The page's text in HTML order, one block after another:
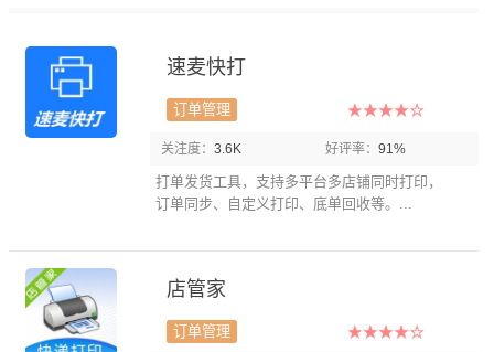
速麦快打
订单管理
关注度： 3.6K 好评率： 91%
打单发货工具，支持多平台多店铺同时打印，
订单同步、自定义打印、底单回收等。...
店管家
订单管理